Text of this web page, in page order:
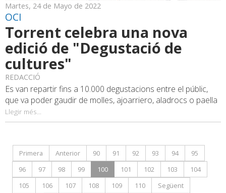
Martes, 24 de Mayo de 2022
OCI
Torrent celebra una nova
edició de "Degustació de
cultures"
REDACCIÓ
Es van repartir fins a 10.000 degustacions entre el públic,
que va poder gaudir de molles, ajoarriero, aladrocs o paella
Llegir més...
Primera Anterior 90 91 92 93 94
95
96
97 98 99 100 101 102 103
104
105
106 107 108 109 110
Següent